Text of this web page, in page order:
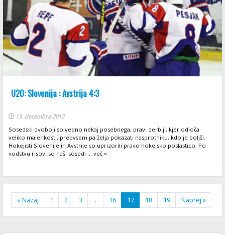
U20: Slovenija : Avstrija 4:3
13. decembra 2012
Sosedski dvoboji so vedno nekaj posebnega, pravi derbiji, kjer odloča
veliko malenkosti, predvsem pa želja pokazati nasprotniku, kdo je boljši.
Hokejisti Slovenije in Avstrije so uprizorili pravo hokejsko poslastico. Po
vodstvu risov, so naši sosedi ... več »
« Nazaj 1 2 3 … 16 17 18 19 Naprej »